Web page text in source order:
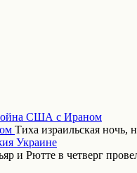
война США с Ираном
Тиха израильская ночь,
Украине
и Рютте в четверг